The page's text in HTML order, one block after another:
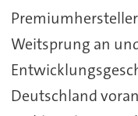
Weitsprung an
Deutschland